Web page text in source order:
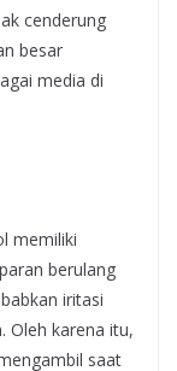
cenderung
besar
media di
memiliki
berulang
iritasi
Oleh karena itu,
saat